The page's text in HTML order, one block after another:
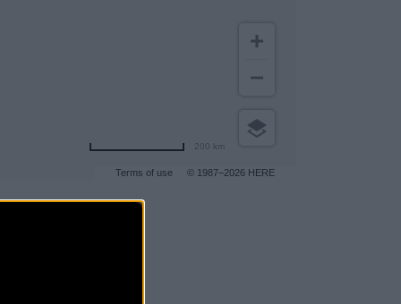
Terms of use © 1987–2026 HERE
200 km
a más clientes